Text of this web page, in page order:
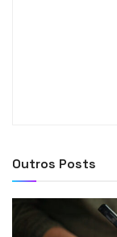
Outros Posts